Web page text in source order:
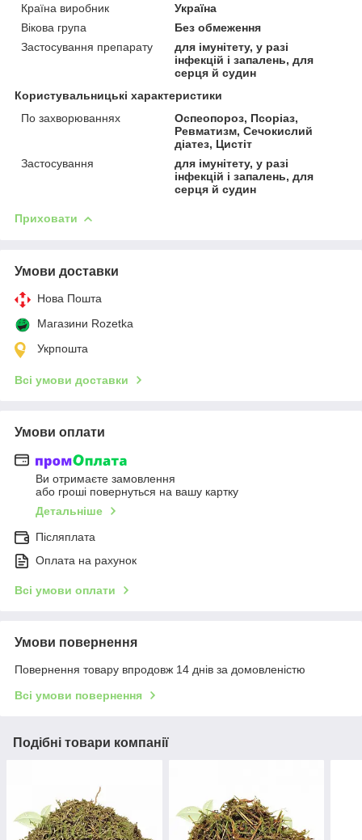
Країна виробник
Україна
Вікова група
Без обмеження
Застосування препарату
для імунітету, у разі
інфекцій і запалень, для
серця й судин
Користувальницькі характеристики
По захворюваннях
Оспеопороз, Псоріаз,
Ревматизм, Сечокислий
діатез, Цистіт
Застосування
для імунітету, у разі
інфекцій і запалень, для
серця й судин
Приховати
Умови доставки
Нова Пошта
Магазини Rozetka
Укрпошта
Всі умови доставки
Умови оплати
Ви отримаєте замовлення
або гроші повернуться на вашу картку
Детальніше
Післяплата
Оплата на рахунок
Всі умови оплати
Умови повернення
Повернення товару впродовж 14 днів за домовленістю
Всі умови повернення
Подібні товари компанії